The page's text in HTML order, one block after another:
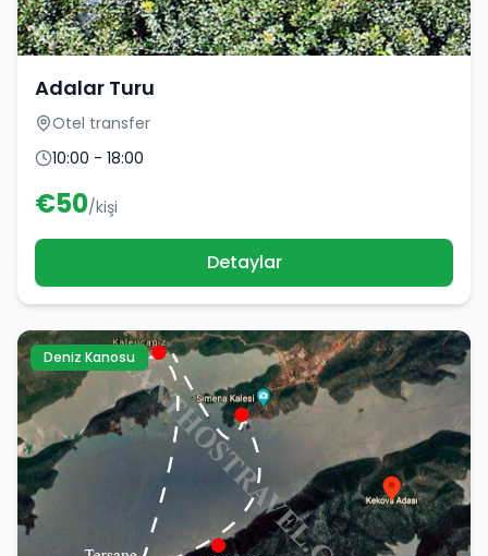
Adalar Turu
Otel transfer
10:00 - 18:00
€50/kişi
Detaylar
Deniz Kanosu